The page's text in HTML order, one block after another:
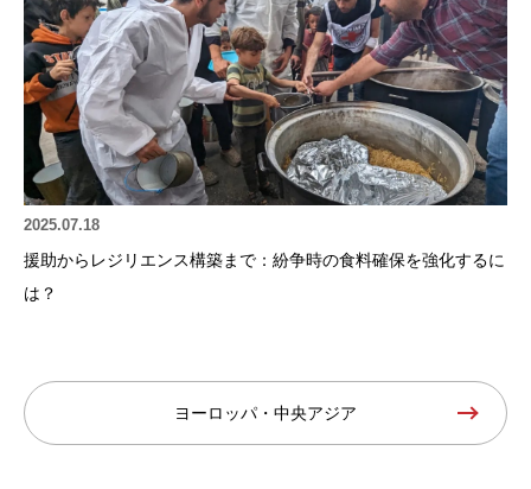
2025.07.18
援助からレジリエンス構築まで：紛争時の食料確保を強化するに
は？
ヨーロッパ・中央アジア